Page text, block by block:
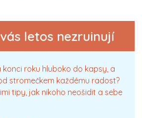
letos nezruinují
konci roku hluboko do kapsy, a
stromečkem každému radost?
tipy, jak nikoho neošidit a sebe